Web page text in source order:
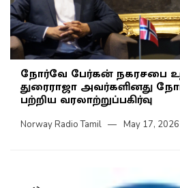
நோர்வே பேர்கன் நகரசபை
துரைராஜா அவர்களினது
பற்றிய வரலாற்றுப்பகிர்வு
Norway Radio Tamil May 17, 2026